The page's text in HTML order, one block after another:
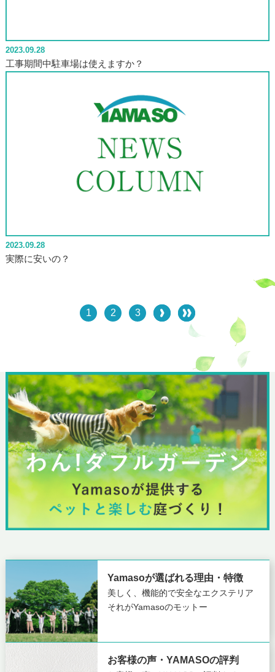
2023.09.28
工事期間中駐車場は使えますか？
2023.09.28
実際に安いの？
1 2 3
Yamasoが選ばれる理由・特徴
美しく、機能的で安全なエクステリア
それがYamasoのモットー
お客様の声・YAMASOの評判